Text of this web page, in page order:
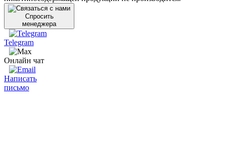
Спросить
менеджера
Telegram
Онлайн чат
Написать
письмо